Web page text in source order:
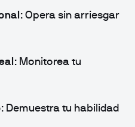
: Opera sin arriesgar
: Monitorea tu
: Demuestra tu habilidad